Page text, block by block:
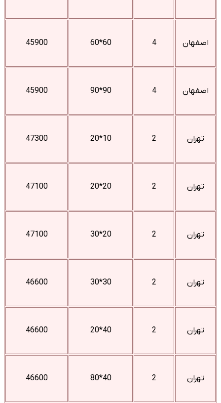
اصفهان 4
60*60
45900
اصفهان 4
90*90
45900
تهران 2
10*20
47300
تهران 2
20*20
47100
تهران 2
20*30
47100
تهران 2
30*30
46600
تهران 2
40*20
46600
تهران 2
40*80
46600